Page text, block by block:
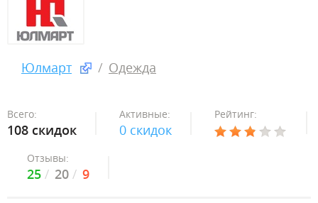
Юлмарт Одежда
Всего:
108 скидок
Активные:
0 скидок
Рейтинг:
Отзывы:
25 20 9